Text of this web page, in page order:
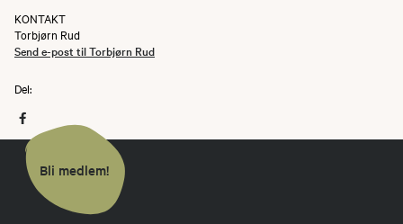
KONTAKT
Torbjørn Rud
Send e-post til Torbjørn Rud
Del:
Bli medlem!